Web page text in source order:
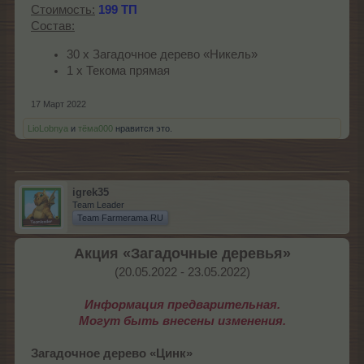
Стоимость: 199 ТП
Состав:
30 х Загадочное дерево «Никель»
1 х Текома прямая
17 Март 2022
LioLobnya и тёма000 нравится это.
igrek35
Team Leader
Team Farmerama RU
Акция «Загадочные деревья»
(20.05.2022 - 23.05.2022)​
Информация предварительная.
Могут быть внесены изменения.
Загадочное дерево «Цинк»